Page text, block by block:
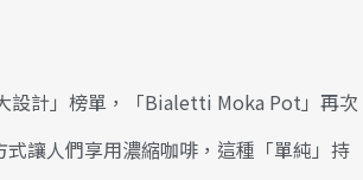
設計」榜單，「Bialetti Moka Pot」再次
讓人們享用濃縮咖啡，這種「單純」持